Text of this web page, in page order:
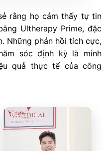
rằng họ cảm thấy tự tin
Ultherapy Prime, đặc
Những phản hồi tích cực,
sóc định kỳ là minh
quả thực tế của công